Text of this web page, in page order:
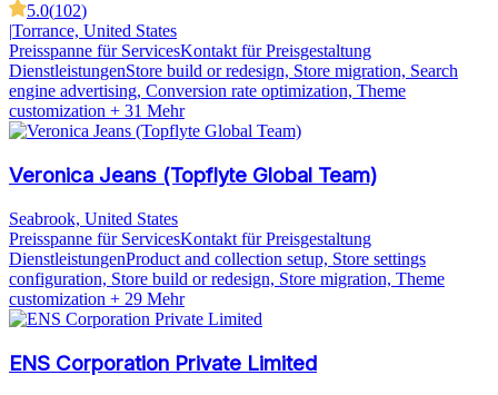
5.0(102)
|Torrance, United States
Preisspanne für ServicesKontakt für Preisgestaltung
DienstleistungenStore build or redesign, Store migration, Search
engine advertising, Conversion rate optimization, Theme
customization + 31 Mehr
Veronica Jeans (Topflyte Global Team)
Seabrook, United States
Preisspanne für ServicesKontakt für Preisgestaltung
DienstleistungenProduct and collection setup, Store settings
configuration, Store build or redesign, Store migration, Theme
customization + 29 Mehr
ENS Corporation Private Limited